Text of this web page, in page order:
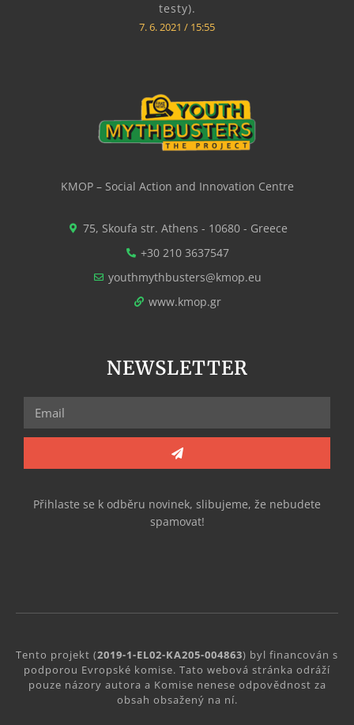
testy).
7. 6. 2021 15:55
KMOP – Social Action and Innovation Centre
75, Skoufa str. Athens - 10680 - Greece
+30 210 3637547
youthmythbusters@kmop.eu
www.kmop.gr
NEWSLETTER
Přihlaste se k odběru novinek, slibujeme, že nebudete
spamovat!
Tento projekt (2019-1-EL02-KA205-004863) byl financován s
podporou Evropské komise. Tato webová stránka odráží
pouze názory autora a Komise nenese odpovědnost za
obsah obsažený na ní.